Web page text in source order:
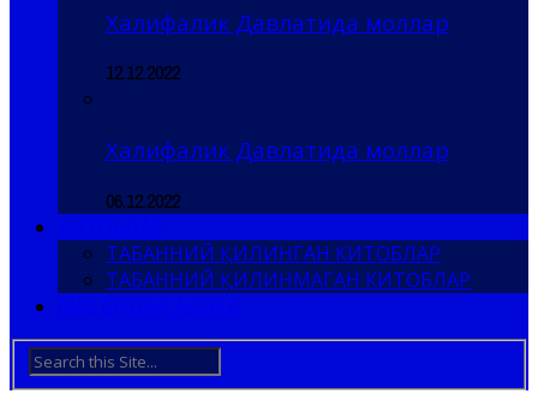
Халифалик Давлатида моллар
12.12.2022
Халифалик Давлатида моллар
06.12.2022
ТАБАННИЙ ҚИЛИНГАН КИТОБЛАР
ТАБАННИЙ ҚИЛИНМАГАН КИТОБЛАР